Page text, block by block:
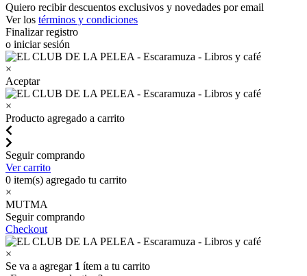
Quiero recibir descuentos exclusivos y novedades por email
Ver los términos y condiciones
Finalizar registro
o iniciar sesión
×
Aceptar
×
Producto agregado a carrito
Seguir comprando
Ver carrito
0 item(s) agregado tu carrito
×
MUTMA
Seguir comprando
Checkout
×
Se va a agregar 1 ítem a tu carrito